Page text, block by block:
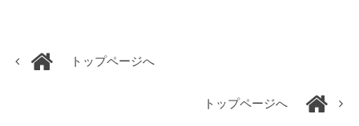
トップページへ
トップページへ